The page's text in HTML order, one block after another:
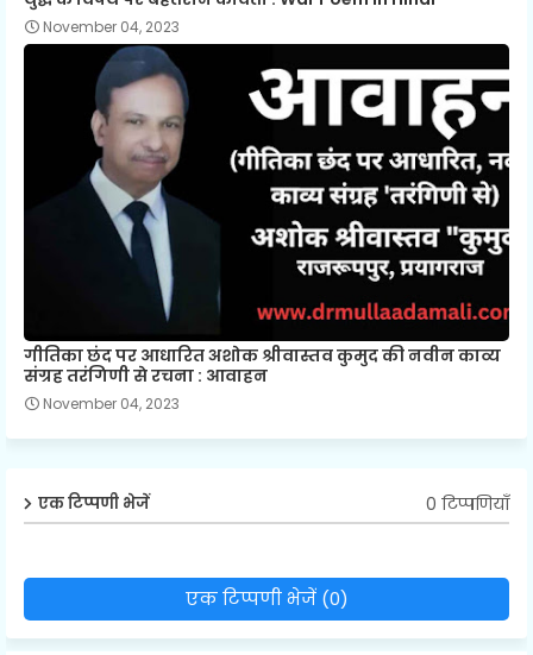
November 04, 2023
गीतिका छंद पर आधारित अशोक श्रीवास्तव कुमुद की नवीन काव्य
संग्रह तरंगिणी से रचना : आवाहन
November 04, 2023
एक टिप्पणी भेजें 0 टिप्पणियाँ
एक टिप्पणी भेजें (0)